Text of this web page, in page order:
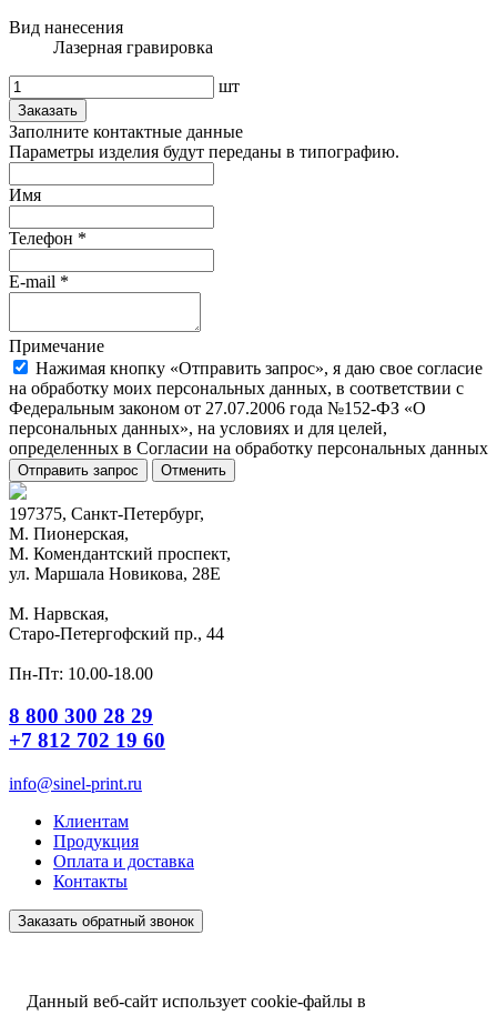
Вид нанесения
Лазерная гравировка
шт
Заказать
Заполните контактные данные
Параметры изделия будут переданы в типографию.
Имя
Телефон *
E-mail *
Примечание
Нажимая кнопку «Отправить запрос», я даю свое согласие
на обработку моих персональных данных, в соответствии с
Федеральным законом от 27.07.2006 года №152-ФЗ «О
персональных данных», на условиях и для целей,
определенных в Согласии на обработку персональных данных
Отправить запрос Отменить
197375, Санкт-Петербург,
М. Пионерская,
М. Комендантский проспект,
ул. Маршала Новикова, 28Е
М. Нарвская,
Старо-Петергофский пр., 44
Пн-Пт: 10.00-18.00
8 800 300 28 29
+7 812 702 19 60
info@sinel-print.ru
Клиентам
Продукция
Оплата и доставка
Контакты
Заказать обратный звонок
Данный веб-сайт использует cookie-файлы в